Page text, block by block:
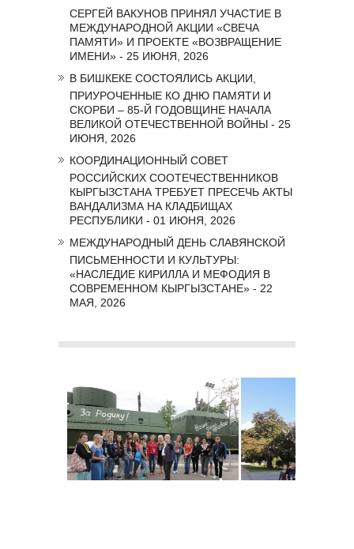
СЕРГЕЙ ВАКУНОВ ПРИНЯЛ УЧАСТИЕ В
МЕЖДУНАРОДНОЙ АКЦИИ «СВЕЧА
ПАМЯТИ» И ПРОЕКТЕ «ВОЗВРАЩЕНИЕ
ИМЕНИ» - 25 ИЮНЯ, 2026
В БИШКЕКЕ СОСТОЯЛИСЬ АКЦИИ,
ПРИУРОЧЕННЫЕ КО ДНЮ ПАМЯТИ И
СКОРБИ – 85-Й ГОДОВЩИНЕ НАЧАЛА
ВЕЛИКОЙ ОТЕЧЕСТВЕННОЙ ВОЙНЫ - 25
ИЮНЯ, 2026
КООРДИНАЦИОННЫЙ СОВЕТ
РОССИЙСКИХ СООТЕЧЕСТВЕННИКОВ
КЫРГЫЗСТАНА ТРЕБУЕТ ПРЕСЕЧЬ АКТЫ
ВАНДАЛИЗМА НА КЛАДБИЩАХ
РЕСПУБЛИКИ - 01 ИЮНЯ, 2026
МЕЖДУНАРОДНЫЙ ДЕНЬ СЛАВЯНСКОЙ
ПИСЬМЕННОСТИ И КУЛЬТУРЫ:
«НАСЛЕДИЕ КИРИЛЛА И МЕФОДИЯ В
СОВРЕМЕННОМ КЫРГЫЗСТАНЕ» - 22
МАЯ, 2026